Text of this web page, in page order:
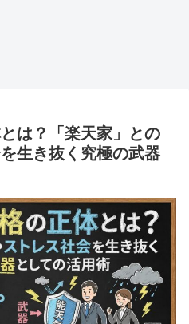
は？「楽天家」との
生き抜く究極の武器